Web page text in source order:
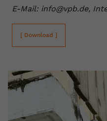
E-Mail: info@vpb.de,
[ Download ]